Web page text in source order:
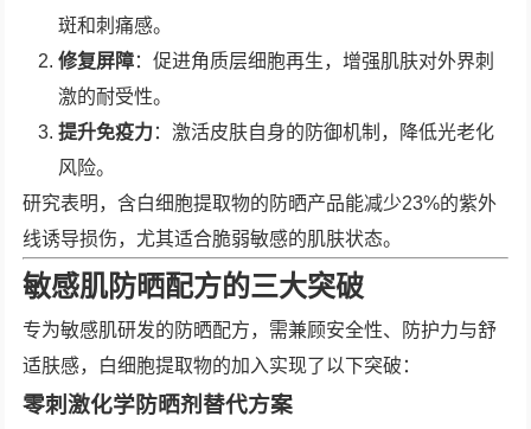
斑和刺痛感。
修复屏障：促进角质层细胞再生，增强肌肤对外界刺
激的耐受性。
提升免疫力：激活皮肤自身的防御机制，降低光老化
风险。
研究表明，含白细胞提取物的防晒产品能减少23%的紫外
线诱导损伤，尤其适合脆弱敏感的肌肤状态。
敏感肌防晒配方的三大突破
专为敏感肌研发的防晒配方，需兼顾安全性、防护力与舒
适肤感，白细胞提取物的加入实现了以下突破：
零刺激化学防晒剂替代方案